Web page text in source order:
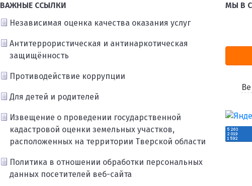
ВАЖНЫЕ ССЫЛКИ
Независимая оценка качества оказания услуг
Антитеррористическая и антинаркотическая
защищённость
Противодействие коррупции
Для детей и родителей
Извещение о проведении государственной
кадастровой оценки земельных участков,
расположенных на территории Тверской области
Политика в отношении обработки персональных
данных посетителей веб-сайта
МЫ В